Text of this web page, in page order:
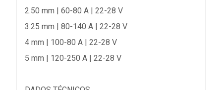
2.50 mm | 60-80 A | 22-28 V
3.25 mm | 80-140 A | 22-28 V
4 mm | 100-80 A | 22-28 V
5 mm | 120-250 A | 22-28 V